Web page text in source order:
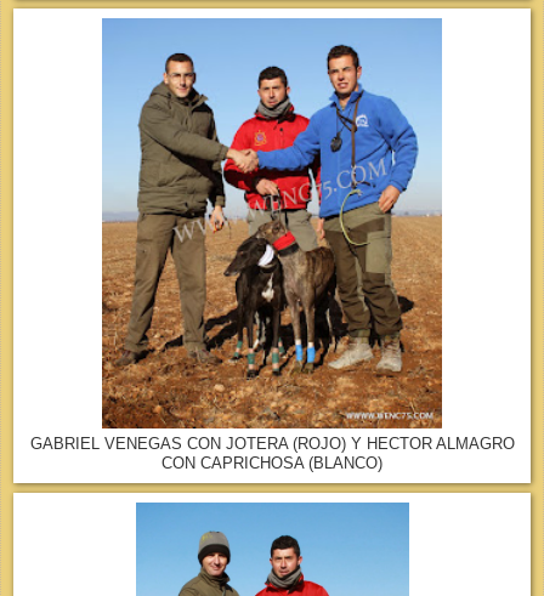
GABRIEL VENEGAS CON JOTERA (ROJO) Y HECTOR ALMAGRO
CON CAPRICHOSA (BLANCO)